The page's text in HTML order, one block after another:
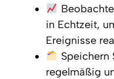
in Echtzeit,
Ereignisse
Speichern
regelmäßig